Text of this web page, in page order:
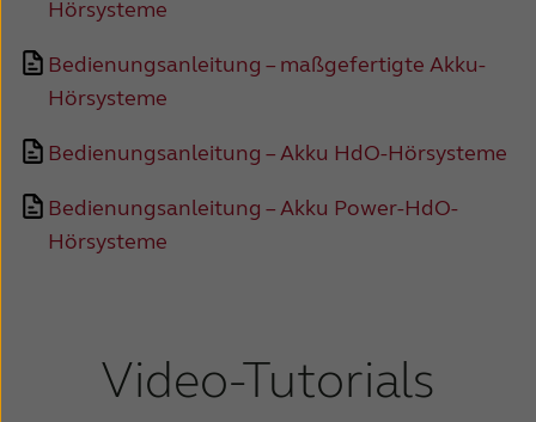
Sverige
عربي
Hörsysteme
Bedienungsanleitung – maßgefertigte Akku-
Hörsysteme
Bedienungsanleitung – Akku HdO-Hörsysteme
Bedienungsanleitung – Akku Power-HdO-
Hörsysteme
Video-Tutorials